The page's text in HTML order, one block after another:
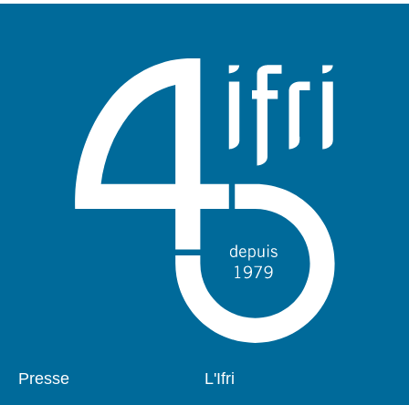
Pied
Presse
Navigation
L'Ifri